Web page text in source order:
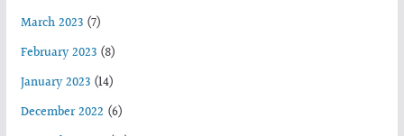
March 2023(7)
February 2023(8)
January 2023(14)
December 2022 (6)